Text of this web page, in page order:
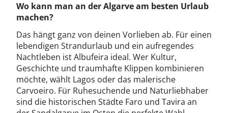
Wo kann man an der Algarve am besten Urlaub
machen?
Das hängt ganz von deinen Vorlieben ab. Für einen
lebendigen Strandurlaub und ein aufregendes
Nachtleben ist Albufeira ideal. Wer Kultur,
Geschichte und traumhafte Klippen kombinieren
möchte, wählt Lagos oder das malerische
Carvoeiro. Für Ruhesuchende und Naturliebhaber
sind die historischen Städte Faro und Tavira an